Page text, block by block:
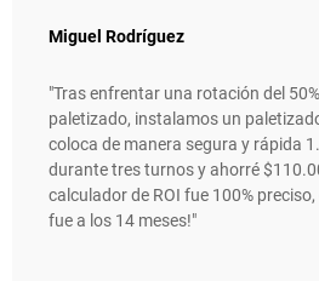
Miguel Rodríguez
"Tras enfrentar una rotación del
paletizado, instalamos un
coloca de manera segura y rápida
durante tres turnos y ahorré
calculador de ROI fue 100%
fue a los 14 meses!"